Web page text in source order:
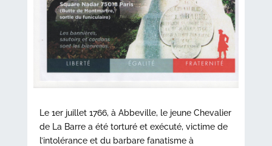
Le 1er juillet 1766, à Abbeville, le jeune Chevalier
de La Barre a été torturé et exécuté, victime de
l’intolérance et du barbare fanatisme à